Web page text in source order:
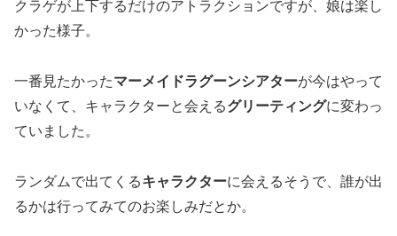
クラゲが上下するだけのアトラクションですが、娘は楽し
かった様子。
一番見たかったマーメイドラグーンシアターが今はやって
いなくて、キャラクターと会えるグリーティングに変わっ
ていました。
ランダムで出てくるキャラクターに会えるそうで、誰が出
るかは行ってみてのお楽しみだとか。